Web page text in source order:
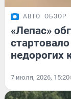
АВТО ОБЗОР
«Лепас»
недорогих
7 июля, 2026, 15:20